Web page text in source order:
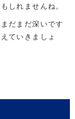
しれませんね。
だまだ深いです
ていきましょ